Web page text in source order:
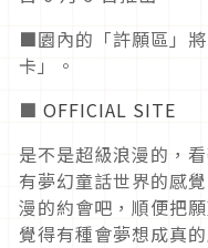
■園內的「許願區」
卡」。
■ OFFICIAL SITE
是不是超級浪漫的，
有夢幻童話世界的感
漫的約會吧，順便把
覺得有種會夢想成真的